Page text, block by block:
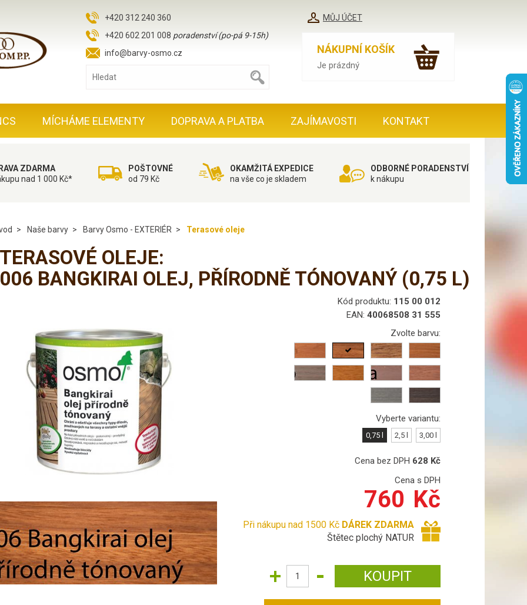
+420 312 240 360
+420 602 201 008 poradenství (po-pá 9-15h)
info@barvy-osmo.cz
MŮJ ÚČET
NÁKUPNÍ KOŠÍK
Je prázdný
MÍCHÁME ELEMENTY DOPRAVA A PLATBA ZAJÍMAVOSTI KONTAKT
ZDARMA
nad 1 000 Kč*
POŠTOVNÉ
od 79 Kč
OKAMŽITÁ EXPEDICE
na vše co je skladem
ODBORNÉ PORADENSTVÍ
k nákupu
Naše barvy Barvy Osmo - EXTERIÉR Terasové oleje
TERASOVÉ OLEJE:
006 BANGKIRAI OLEJ, PŘÍRODNĚ TÓNOVANÝ (0,75 L)
Kód produktu: 115 00 012
EAN: 40068508 31 555
Zvolte barvu:
Vyberte variantu:
0,75 l 2,5 l 3,00 l
Cena bez DPH 628 Kč
Cena s DPH
760 Kč
Při nákupu nad 1500 Kč DÁREK ZDARMA
Štětec plochý NATUR